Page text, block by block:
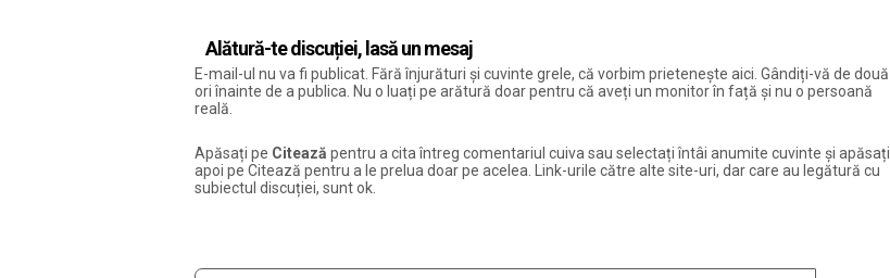
Alătură-te discuției, lasă un mesaj
E-mail-ul nu va fi publicat. Fără înjurături și cuvinte grele, că vorbim prietenește aici. Gândiți-vă de două
ori înainte de a publica. Nu o luați pe arătură doar pentru că aveți un monitor în față și nu o persoană
reală.
Apăsați pe Citează pentru a cita întreg comentariul cuiva sau selectați întâi anumite cuvinte și apăsați
apoi pe Citează pentru a le prelua doar pe acelea. Link-urile către alte site-uri, dar care au legătură cu
subiectul discuției, sunt ok.